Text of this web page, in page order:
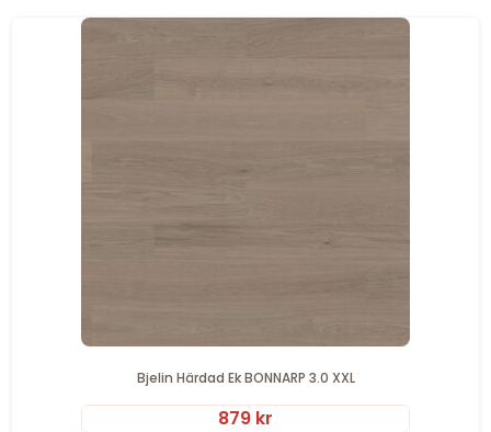
Bjelin Härdad Ek BONNARP 3.0 XXL
879 kr